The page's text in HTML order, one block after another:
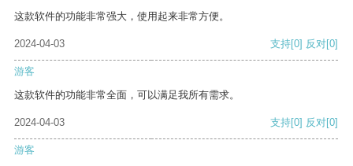
这款软件的功能非常强大，使用起来非常方便。
2024-04-03 支持[0] 反对[0]
游客
这款软件的功能非常全面，可以满足我所有需求。
2024-04-03 支持[0] 反对[0]
游客